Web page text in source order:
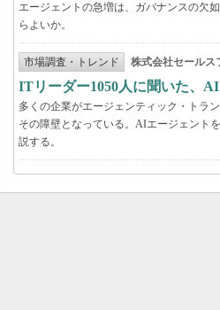
エージェントの急増は、ガバナンスの欠
らよいか。
市場調査・トレンド 株式会社セールス
ITリーダー1050人に聞いた、
多くの企業がエージェンティック・トラ
その障壁となっている。AIエージェント
説する。